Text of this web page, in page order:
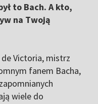
to Bach. A kto,
na Twoją
Victoria, mistrz
fanem Bacha,
wiele do